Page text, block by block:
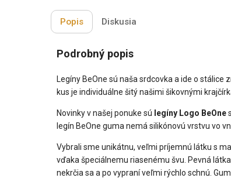
Popis Diskusia
Podrobný popis
Legíny BeOne sú naša srdcovka a ide o stálice
kus je individuálne šitý našimi šikovnými
Novinky v našej ponuke sú legíny Logo BeOne
legín BeOne guma nemá silikónovú vrstvu vo
Vybrali sme unikátnu, veľmi príjemnú látku s
vďaka špeciálnemu riasenému švu. Pevná
nekrčia sa a po vypraní veľmi rýchlo schnú.